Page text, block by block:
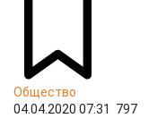
Общество
04.04.2020 07:31
797